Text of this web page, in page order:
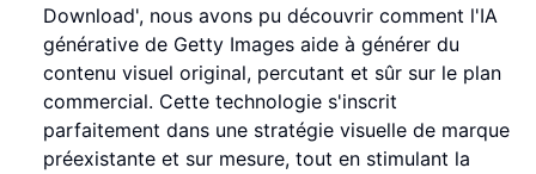
Download', nous avons pu découvrir comment l'IA
générative de Getty Images aide à générer du
contenu visuel original, percutant et sûr sur le plan
commercial. Cette technologie s'inscrit
parfaitement dans une stratégie visuelle de marque
préexistante et sur mesure, tout en stimulant la